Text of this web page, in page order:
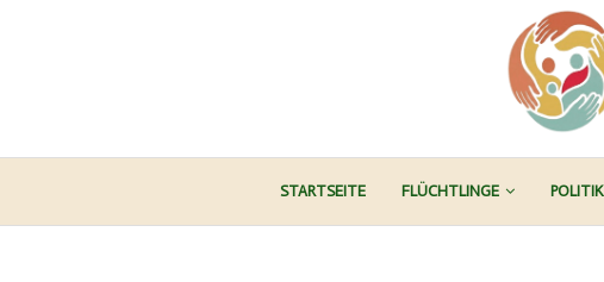
STARTSEITE FLÜCHTLINGE POLITIK